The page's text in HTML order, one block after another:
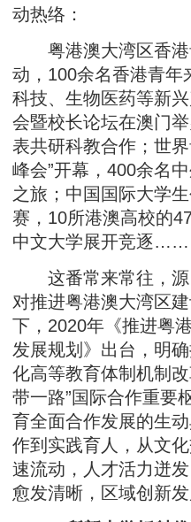
动热络：
粤港澳大湾区香港
动，100余名香港青年
科技、生物医药等新
会暨校长论坛在澳门
表共研科教合作；世
峰会”开幕，400余名
之旅；中国国际大学
赛，10所港澳高校的
中文大学展开竞逐……
这番常来常往，源
对推进粤港澳大湾区
下，2020年《推进粤
发展规划》出台，明
化高等教育体制机制
带一路”国际合作重要
育全面合作发展的生
作到实践育人，从文
速流动，人才活力迸
愈发清晰，区域创新发